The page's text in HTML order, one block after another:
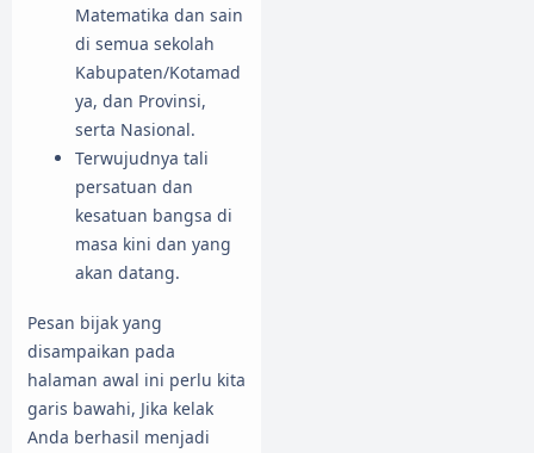
Matematika dan sain
di semua sekolah
Kabupaten/Kotamad
ya, dan Provinsi,
serta Nasional.
Terwujudnya tali
persatuan dan
kesatuan bangsa di
masa kini dan yang
akan datang.
Pesan bijak yang
disampaikan pada
halaman awal ini perlu kita
garis bawahi, Jika kelak
Anda berhasil menjadi